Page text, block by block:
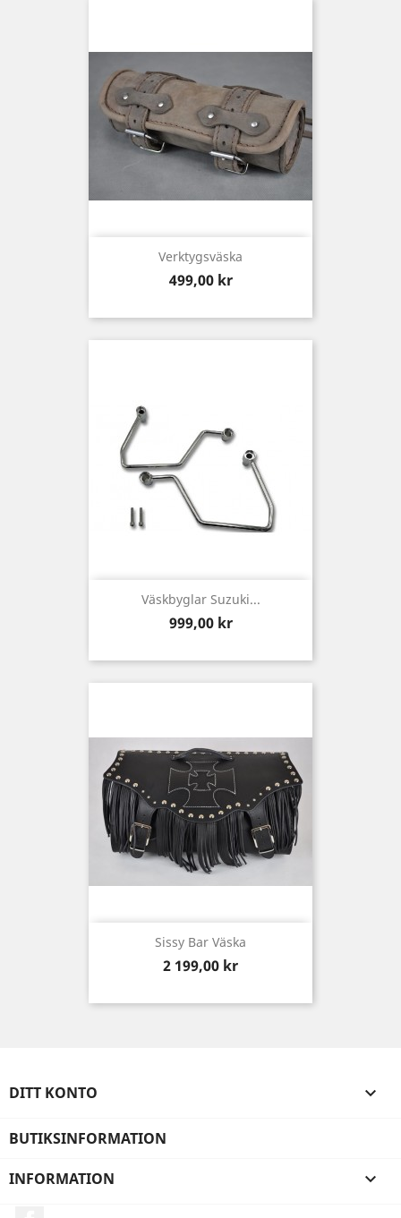
Verktygsväska
Pris
499,00 kr
Väskbyglar Suzuki...
Pris
999,00 kr
Sissy Bar Väska
Pris
2 199,00 kr
DITT KONTO 
BUTIKSINFORMATION
INFORMATION 